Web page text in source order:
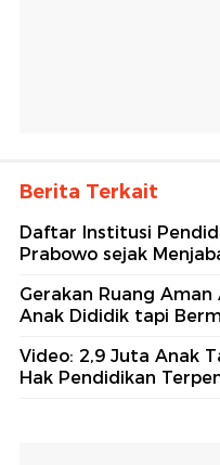
Berita Terkait
Daftar Institusi
Prabowo sejak
Gerakan Ruang Aman
Anak Dididik tapi
Video: 2,9 Juta Anak
Hak Pendidikan